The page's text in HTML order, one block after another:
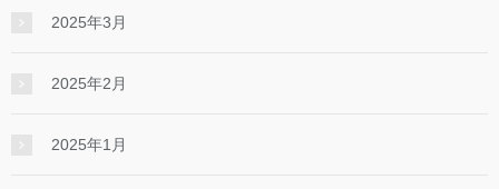
2025年3月
2025年2月
2025年1月